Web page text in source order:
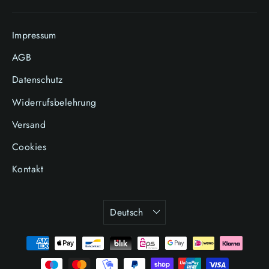
Impressum
AGB
Datenschutz
Widerrufsbelehrung
Versand
Cookies
Kontakt
Sprache
Deutsch